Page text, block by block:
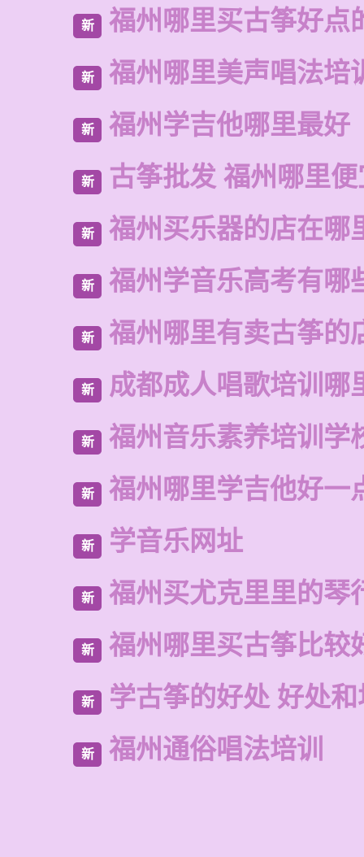
新 福州哪里买古筝好点
新 福州哪里美声唱法培
新 福州学吉他哪里最好
新 古筝批发 福州哪里
新 福州买乐器的店在哪
新 福州学音乐高考有哪
新 福州哪里有卖古筝的
新 成都成人唱歌培训哪
新 福州音乐素养培训学
新 福州哪里学吉他好一
新 学音乐网址
新 福州买尤克里里的琴
新 福州哪里买古筝比较
新 学古筝的好处 好处
新 福州通俗唱法培训